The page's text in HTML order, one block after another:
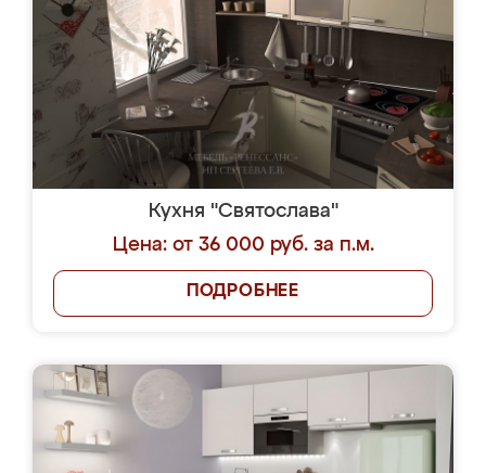
Кухня "Святослава"
Цена: от 36 000 руб. за п.м.
ПОДРОБНЕЕ